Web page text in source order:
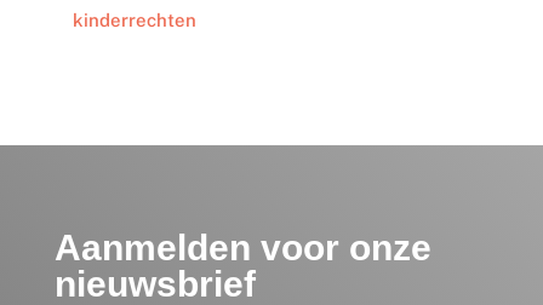
kinderrechten
Aanmelden voor onze
nieuwsbrief